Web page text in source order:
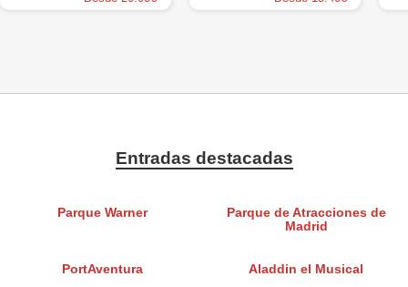
Entradas destacadas
Parque Warner
Parque de Atracciones de
Madrid
PortAventura Aladdin el Musical